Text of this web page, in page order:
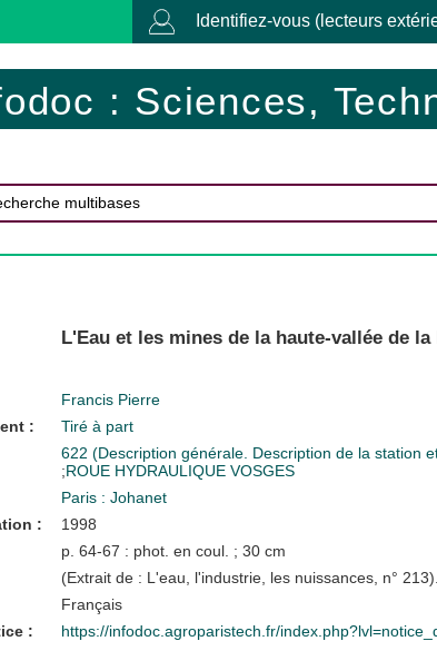
Identifiez-vous (lecteurs
: Sciences,
L'Eau et les mines de la haute-vallée de
Francis Pierre
:
Tiré à part
622 (Description générale. Description de la station
;ROUE HYDRAULIQUE VOSGES
Paris : Johanet
:
1998
p. 64-67 : phot. en coul. ; 30 cm
(Extrait de : L'eau, l'industrie, les nuissances, n° 213).
Français
:
https://infodoc.agroparistech.fr/